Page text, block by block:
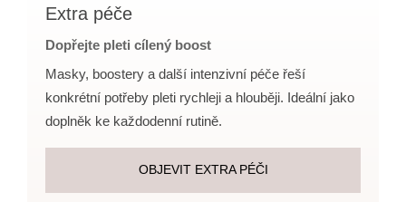
Extra péče
Dopřejte pleti cílený boost
Masky, boostery a další intenzivní péče řeší
konkrétní potřeby pleti rychleji a hlouběji. Ideální jako
doplněk ke každodenní rutině.
OBJEVIT EXTRA PÉČI